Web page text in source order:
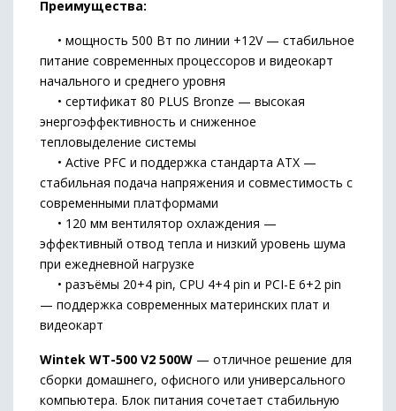
Преимущества:
• мощность 500 Вт по линии +12V — стабильное
питание современных процессоров и видеокарт
начального и среднего уровня
• сертификат 80 PLUS Bronze — высокая
энергоэффективность и сниженное
тепловыделение системы
• Active PFC и поддержка стандарта ATX —
стабильная подача напряжения и совместимость с
современными платформами
• 120 мм вентилятор охлаждения —
эффективный отвод тепла и низкий уровень шума
при ежедневной нагрузке
• разъёмы 20+4 pin, CPU 4+4 pin и PCI-E 6+2 pin
— поддержка современных материнских плат и
видеокарт
Wintek WT-500 V2 500W — отличное решение для
сборки домашнего, офисного или универсального
компьютера. Блок питания сочетает стабильную